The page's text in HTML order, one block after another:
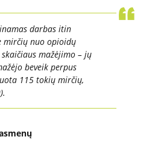
darbas itin
mirčių nuo opioidų
mažėjimo – jų
beveik perpus
115 tokių mirčių,